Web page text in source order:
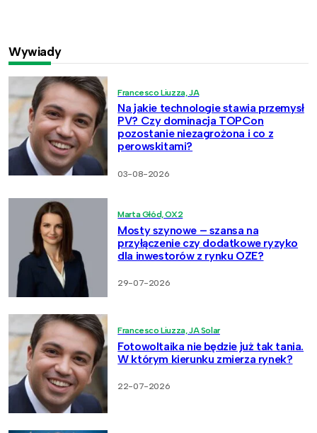
Wywiady
Francesco Liuzza, JA
Na jakie technologie stawia przemysł
PV? Czy dominacja TOPCon
pozostanie niezagrożona i co z
perowskitami?
03-08-2026
Marta Głód, OX2
Mosty szynowe – szansa na
przyłączenie czy dodatkowe ryzyko
dla inwestorów z rynku OZE?
29-07-2026
Francesco Liuzza, JA Solar
Fotowoltaika nie będzie już tak tania.
W którym kierunku zmierza rynek?
22-07-2026